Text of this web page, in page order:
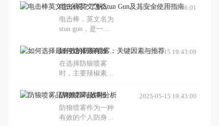
使用电击棍以维护
社会治安和个人安
全。
电击棒英文怎么说？了解Stun Gun及其安全使用指南
电击棒，英文名为
stun gun，是一种
使目标失去反抗能
力的非致命武器。
本文介绍了stun
gun的定义、工作
器具的比较，强调
了安全使用和法律
遵守的重要性。
2025-05-19 19:46:01
如何选择最有效的防狼喷雾：关键因素与推荐
在选择防狼喷雾
时，主要辣椒素的
脂的百分比和
Scoville热单位的数
量是判断其效力的
关键因素。Fox
2025-05-15 19:43:09
防狼喷雾品牌推荐与效果分析
防狼喷雾作为一种
有效的个人防身工
2025-05-15 19:43:00